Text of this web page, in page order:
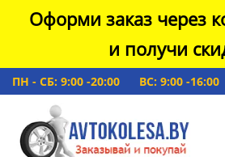
Оформи заказ через
и получи
ПН - СБ: 9:00 -20:00 ВС: 9:00 -16:00